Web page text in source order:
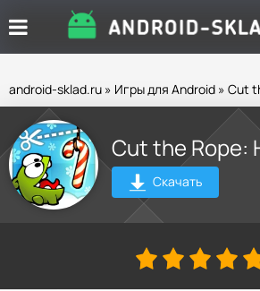
android-sklad.ru » Игры для Android » Cut
Cut the Rope:
Скачать